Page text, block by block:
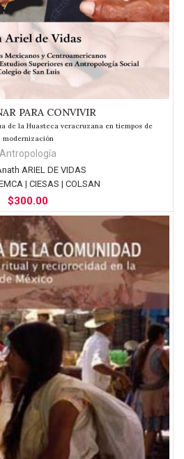
PARA CONVIVIR
de la Huasteca veracruzana en tiempos de
modernización
Antropología
ARIEL DE VIDAS
| CIESAS | COLSAN
$300.00